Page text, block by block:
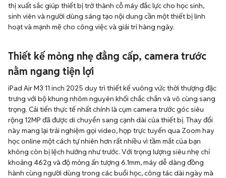
thị xuất sắc giúp thiết bị trở thành cỗ máy đắc lực cho học sinh,
sinh viên và người dùng sáng tạo nội dung cần một thiết bị linh
hoạt và mạnh mẽ cho công việc và giải trí hàng ngày.
Thiết kế mỏng nhẹ đẳng cấp, camera trước
nằm ngang tiện lợi
iPad Air M3 11 inch 2025 duy trì thiết kế vuông vức thời thượng đặc
trưng với bộ khung nhôm nguyên khối chắc chắn và vô cùng sang
trọng. Cải tiến thực tế nhất chính là cụm camera trước góc siêu
rộng 12MP đã được di chuyển sang cạnh dài của thiết bị. Thay đổi
này mang lại trải nghiệm gọi video, họp trực tuyến qua Zoom hay
học online một cách tự nhiên hơn rất nhiều vì tầm mắt của bạn
không còn bị lệch hướng như trước. Với trọng lượng siêu nhẹ chỉ
khoảng 462g và độ mỏng ấn tượng 6.1mm, máy dễ dàng đồng
hành cùng người dùng trong các buổi học, công tác dài ngày mà